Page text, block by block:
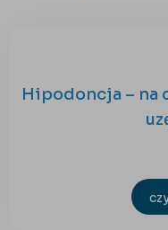
Hipodoncja – na